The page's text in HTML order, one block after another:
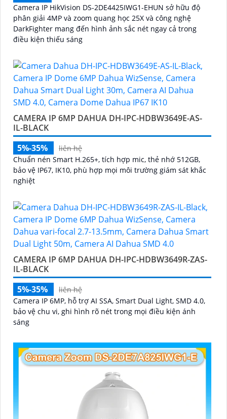
Camera IP HikVision DS-2DE4425IWG1-EHUN sở hữu độ
phân giải 4MP và zoom quang học 25X và công nghệ
DarkFighter mang đến hình ảnh sắc nét ngay cả trong
điều kiện thiếu sáng
CAMERA IP 6MP DAHUA DH-IPC-HDBW3649E-AS-
IL-BLACK
5%-35%
liên hệ
Chuẩn nén Smart H.265+, tích hợp mic, thẻ nhớ 512GB,
bảo vệ IP67, IK10, phù hợp mọi môi trường giám sát khắc
nghiệt
CAMERA IP 6MP DAHUA DH-IPC-HDBW3649R-ZAS-
IL-BLACK
5%-35%
liên hệ
Camera IP 6MP, hỗ trợ AI SSA, Smart Dual Light, SMD 4.0,
bảo vệ chu vi, ghi hình rõ nét trong mọi điều kiện ánh
sáng